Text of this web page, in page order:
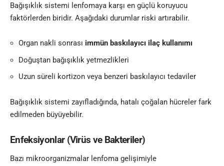
Bağışıklık sistemi lenfomaya karşı en güçlü koruyucu
faktörlerden biridir. Aşağıdaki durumlar riski artırabilir.
Organ nakli sonrası immün baskılayıcı ilaç kullanımı
Doğuştan bağışıklık yetmezlikleri
Uzun süreli kortizon veya benzeri baskılayıcı tedaviler
Bağışıklık sistemi zayıfladığında, hatalı çoğalan hücreler fark
edilmeden büyüyebilir.
Enfeksiyonlar (Virüs ve Bakteriler)
Bazı mikroorganizmalar lenfoma gelişimiyle